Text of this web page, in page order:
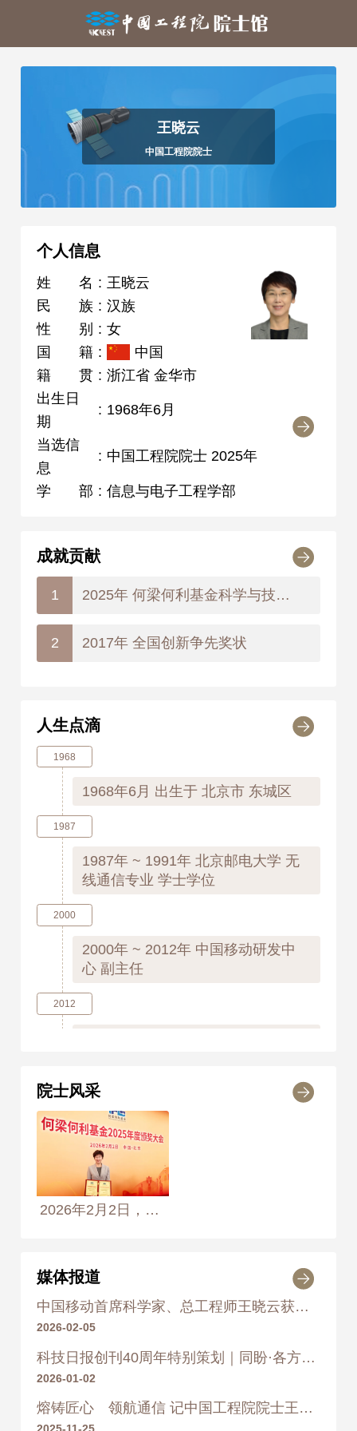
王晓云
中国工程院院士
个人信息
姓名 : 王晓云
民族 : 汉族
性别 : 女
国籍 :
中国
籍贯 : 浙江省 金华市
出生日
期
: 1968年6月
当选信
息
: 中国工程院院士 2025年
学部 : 信息与电子工程学部
成就贡献
1 2025年 何梁何利基金科学与技术创新奖
2 2017年 全国创新争先奖状
人生点滴
1968
1968年6月 出生于 北京市 东城区
1987
1987年 ~ 1991年北京邮电大学 无
线通信专业 学士学位
2000
2000年 ~ 2012年 中国移动研发中
心 副主任
2012
2018
2018年 ~ 2023年
有限公司技术部、中国移动通信集
团有限公司 总经理、集团首席科学
家
有限公司 副总工程师
2025
司 总工程师
院士风采
2026年2月2日，中国工程院院士，中国移动首席科学家、总工程师王晓云荣获何梁何利基金“科学与技术创新奖”
媒体报道
中国移动首席科学家、总工程师王晓云获何梁何利奖
2026-02-05
科技日报创刊40周年特别策划｜同盼·各方寄语
2026-01-02
熔铸匠心 领航通信 记中国工程院院士王晓云的移动通信创新路